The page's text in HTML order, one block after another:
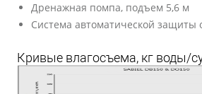
Дренажная помпа, подъем 5,6 м
Система автоматической защиты
Кривые влагосъема, кг воды/